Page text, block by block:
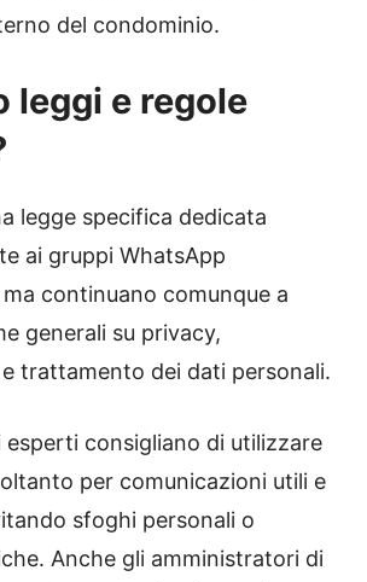
del condominio.
leggi e regole
legge specifica dedicata
ai gruppi WhatsApp
continuano comunque a
generali su privacy,
trattamento dei dati personali.
esperti consigliano di utilizzare
per comunicazioni utili e
sfoghi personali o
Anche gli amministratori di